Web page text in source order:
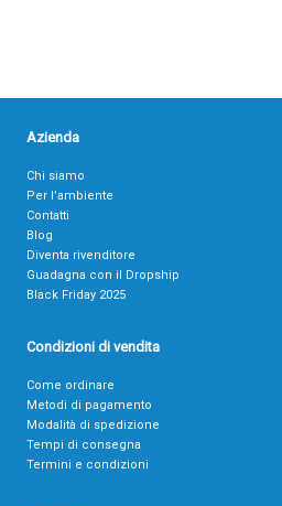
Azienda
Chi siamo
Per l’ambiente
Contatti
Blog
Diventa rivenditore
Guadagna con il Dropship
Black Friday 2025
Condizioni di vendita
Come ordinare
Metodi di pagamento
Modalità di spedizione
Tempi di consegna
Termini e condizioni